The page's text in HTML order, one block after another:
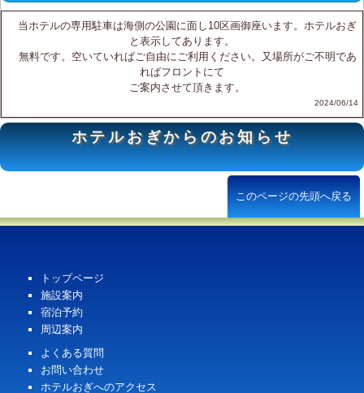
当ホテルの専用駐車は海側の公園に面し10区画御座います。ホテルおぎ
と表示してあります。
無料です。空いていればご自由にご利用ください。又場所がご不明であ
ればフロントにて
ご案内させて頂きます。
2024/06/14
ホテルおぎからのお知らせ
このページの先頭へ戻る
トップページ
施設案内
宿泊予約
周辺案内
よくある質問
お問い合わせ
ホテルおぎへのアクセス